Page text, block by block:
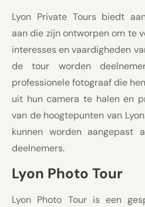
Lyon Private Tours biedt
aan die zijn ontworpen om te
interesses en vaardigheden
de tour worden
professionele fotograaf die
uit hun camera te halen en
van de hoogtepunten van
kunnen worden aangepast
deelnemers.
Lyon Photo Tour
Lyon Photo Tour is een